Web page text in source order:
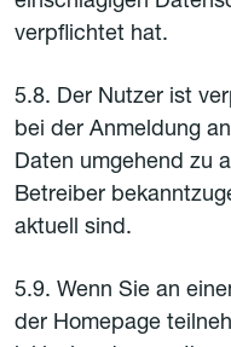
verpflichtet hat.
5.8. Der Nutzer ist
bei der Anmeldung
Daten umgehend zu
Betreiber
aktuell sind.
5.9. Wenn Sie an
der Homepage